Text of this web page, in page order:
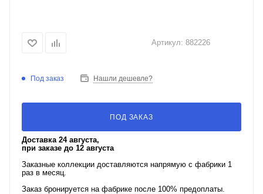
Артикул: 882226
Под заказ Нашли дешевле?
ПОД ЗАКАЗ
Доставка 24 августа,
при заказе до 12 августа
Заказные коллекции доставляются напрямую с фабрики 1
раз в месяц.
Заказ бронируется на фабрике после 100% предоплаты.